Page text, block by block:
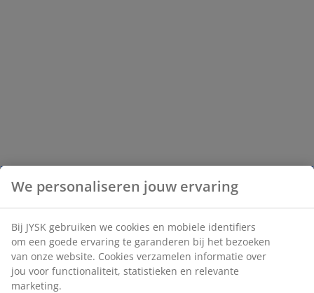
We personaliseren jouw ervaring
Bij JYSK gebruiken we cookies en mobiele identifiers
om een goede ervaring te garanderen bij het bezoeken
van onze website. Cookies verzamelen informatie over
jou voor functionaliteit, statistieken en relevante
marketing.